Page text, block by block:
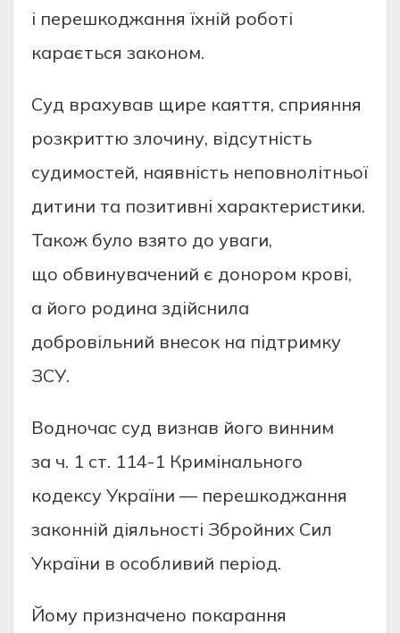
і перешкоджання їхній роботі
карається законом.
Суд врахував щире каяття, сприяння
розкриттю злочину, відсутність
судимостей, наявність неповнолітньої
дитини та позитивні характеристики.
Також було взято до уваги,
що обвинувачений є донором крові,
а його родина здійснила
добровільний внесок на підтримку
ЗСУ.
Водночас суд визнав його винним
за ч. 1 ст. 114-1 Кримінального
кодексу України — перешкоджання
законній діяльності Збройних Сил
України в особливий період.
Йому призначено покарання